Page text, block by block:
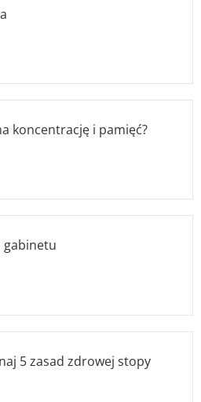
koncentrację i pamięć?
gabinetu
5 zasad zdrowej stopy